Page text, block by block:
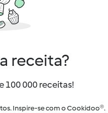
receita?
100 000 receitas!
Inspire-se com o Cookidoo®.